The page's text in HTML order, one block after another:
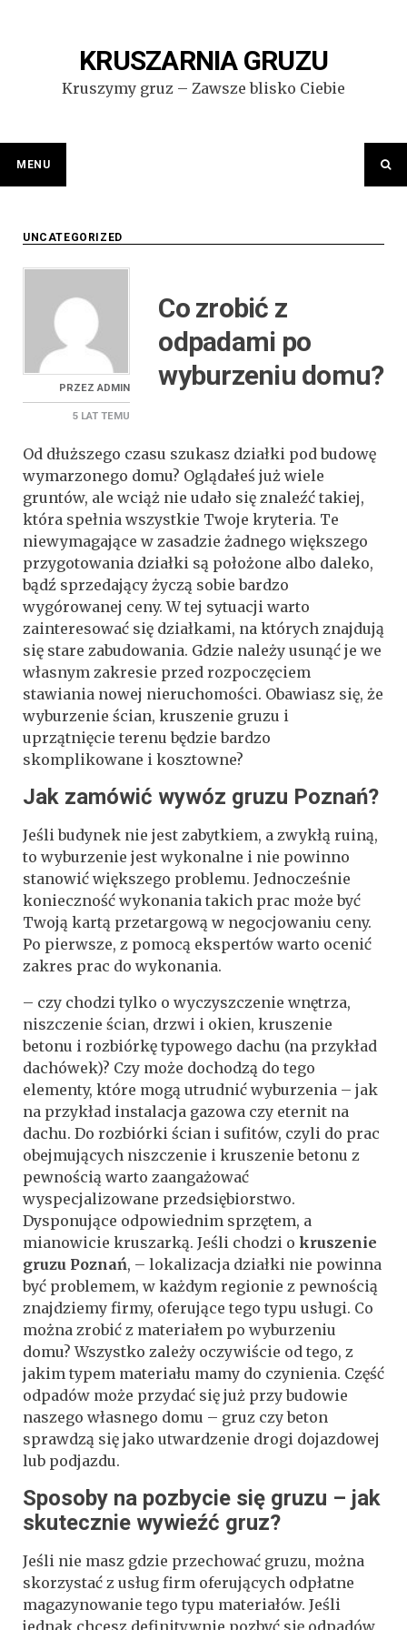
KRUSZARNIA GRUZU
Kruszymy gruz – Zawsze blisko Ciebie
MENU
UNCATEGORIZED
PRZEZADMIN
5 LAT TEMU
Co zrobić z
odpadami po
wyburzeniu domu?
Od dłuższego czasu szukasz działki pod budowę
wymarzonego domu? Oglądałeś już wiele
gruntów, ale wciąż nie udało się znaleźć takiej,
która spełnia wszystkie Twoje kryteria. Te
niewymagające w zasadzie żadnego większego
przygotowania działki są położone albo daleko,
bądź sprzedający życzą sobie bardzo
wygórowanej ceny. W tej sytuacji warto
zainteresować się działkami, na których znajdują
się stare zabudowania. Gdzie należy usunąć je we
własnym zakresie przed rozpoczęciem
stawiania nowej nieruchomości. Obawiasz się, że
wyburzenie ścian, kruszenie gruzu i
uprzątnięcie terenu będzie bardzo
skomplikowane i kosztowne?
Jak zamówić wywóz gruzu Poznań?
Jeśli budynek nie jest zabytkiem, a zwykłą ruiną,
to wyburzenie jest wykonalne i nie powinno
stanowić większego problemu. Jednocześnie
konieczność wykonania takich prac może być
Twoją kartą przetargową w negocjowaniu ceny.
Po pierwsze, z pomocą ekspertów warto ocenić
zakres prac do wykonania.
– czy chodzi tylko o wyczyszczenie wnętrza,
niszczenie ścian, drzwi i okien, kruszenie
betonu i rozbiórkę typowego dachu (na przykład
dachówek)? Czy może dochodzą do tego
elementy, które mogą utrudnić wyburzenia – jak
na przykład instalacja gazowa czy eternit na
dachu. Do rozbiórki ścian i sufitów, czyli do prac
obejmujących niszczenie i kruszenie betonu z
pewnością warto zaangażować
wyspecjalizowane przedsiębiorstwo.
Dysponujące odpowiednim sprzętem, a
mianowicie kruszarką. Jeśli chodzi o kruszenie
gruzu Poznań, – lokalizacja działki nie powinna
być problemem, w każdym regionie z pewnością
znajdziemy firmy, oferujące tego typu usługi. Co
można zrobić z materiałem po wyburzeniu
domu? Wszystko zależy oczywiście od tego, z
jakim typem materiału mamy do czynienia. Część
odpadów może przydać się już przy budowie
naszego własnego domu – gruz czy beton
sprawdzą się jako utwardzenie drogi dojazdowej
lub podjazdu.
Sposoby na pozbycie się gruzu – jak
skutecznie wywieźć gruz?
Jeśli nie masz gdzie przechować gruzu, można
skorzystać z usług firm oferujących odpłatne
magazynowanie tego typu materiałów. Jeśli
jednak chcesz definitywnie pozbyć się odpadów,